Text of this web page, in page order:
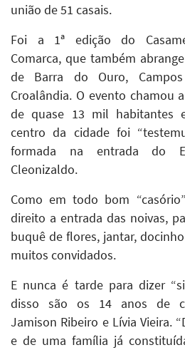
união de 51 casais.
Foi a 1ª edição do
Comarca, que também
de Barra do Ouro,
Croalândia. O evento chamou
de quase 13 mil habitantes
centro da cidade foi
formada na entrada do
Cleonizaldo.
Como em todo bom
direito a entrada das noivas,
buquê de flores, jantar,
muitos convidados.
E nunca é tarde para dizer
disso são os 14 anos de
Jamison Ribeiro e Lívia Vieira.
e de uma família já